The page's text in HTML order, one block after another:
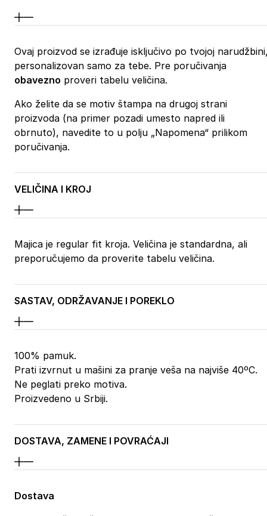
Ovaj proizvod se izrađuje isključivo po tvojoj
personalizovan samo za tebe. Pre poručivanja
obavezno proveri tabelu veličina.
Ako želite da se motiv štampa na drugoj strani
proizvoda (na primer pozadi umesto napred ili
obrnuto), navedite to u polju „Napomena“ prilikom
poručivanja.
VELIČINA I KROJ
Majica je regular fit kroja. Veličina je standardna, ali
preporučujemo da proverite tabelu veličina.
SASTAV, ODRŽAVANJE I POREKLO
100% pamuk.
Prati izvrnut u mašini za pranje veša na najviše 40ºC.
Ne peglati preko motiva.
Proizvedeno u Srbiji.
DOSTAVA, ZAMENE I POVRAĆAJI
Dostava